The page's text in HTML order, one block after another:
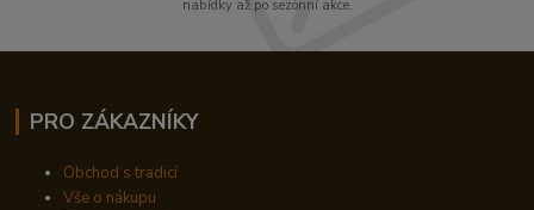
nabídky až po sezónní akce.
PRO ZÁKAZNÍKY
Obchod s tradicí
Vše o nákupu